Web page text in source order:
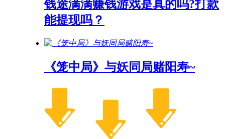
钱途满满赚钱游戏是真的吗?打款
能提现吗？
《笼中局》与妖同局赌阳寿~